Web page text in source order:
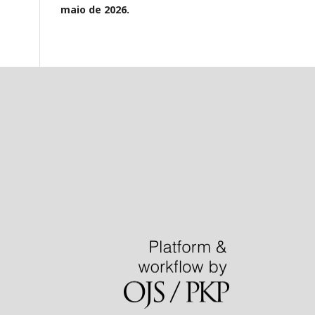
maio de 2026.